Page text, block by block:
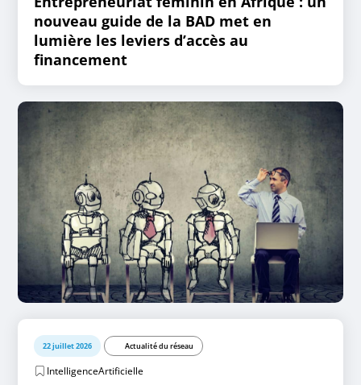
nouveau guide de la BAD met en
lumière les leviers d’accès au
financement
22 juillet 2026 Actualité du réseau
IntelligenceArtificielle